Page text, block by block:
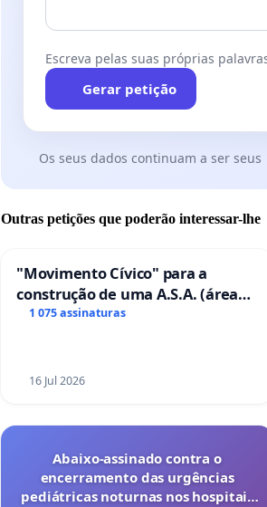
Escreva pelas suas próprias
Gerar petição
Os seus dados continuam a ser seus
Outras petições que poderão interessar-lhe
"Movimento Cívico" para a
construção de uma A.S.A. (área
de serviços para autocaravanas)
1 075 assinaturas
16 Jul 2026
Abaixo-assinado contra o
encerramento das urgências
pediátricas noturnas nos hospitais